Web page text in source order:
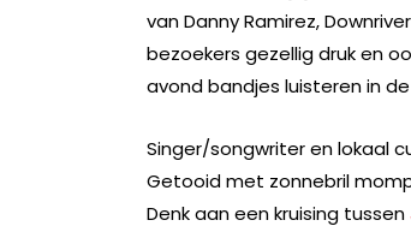
van Danny Ramirez,
bezoekers gezellig druk en
avond bandjes luisteren in
Singer/songwriter en lokaal
Getooid met zonnebril
Denk aan een kruising tussen